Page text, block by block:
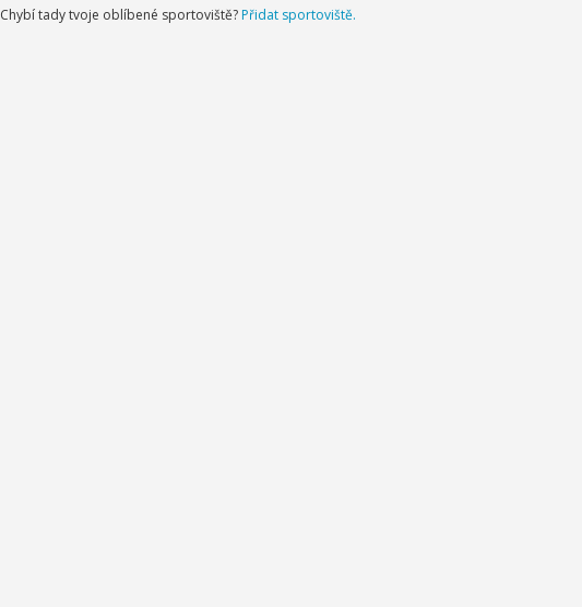
Chybí tady tvoje oblíbené sportoviště? Přidat sportoviště.